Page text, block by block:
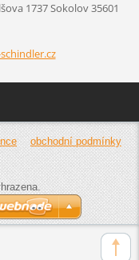
1737Sokolov35601
er.cz
obchodní podmínky